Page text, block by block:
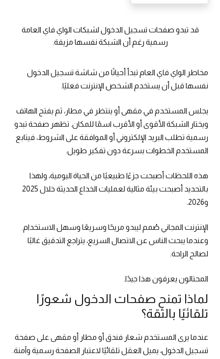
قد تبدو صفحات تسجيل الدخول لشبكات الواي فاي العامة
رسمية رغم أن الشبكة نفسها مزيفة.
مخاطر الواي فاي العام تبدأ أحيانًا من شاشة تسجيل الدخول
نفسها قبل أن يستخدم الشخص الإنترنت فعليًا.
يجلس المستخدم في مقهى أو ينتظر في مطار، ثم يفتح الهاتف
ويختار الشبكة الأقوى أو الأقرب اسمًا للمكان. تظهر صفحة تبدو
رسمية تطلب البريد الإلكتروني أو الموافقة على الشروط، فيتابع
المستخدم الخطوات بسرعة دون تفكير طويل.
هذه اللحظات أصبحت جزءًا طبيعيًا من الحياة اليومية، ولهذا
بالتحديد أصبحت بيئة مثالية لعمليات الخداع الحديثة خلال 2025
و2026.
الإنترنت المجاني صُمم ليبدو مريحًا وسريعًا وسهل الاستخدام.
وعندما يبحث الناس عن الاتصال السريع، يتراجع التدقيق غالبًا
لصالح الراحة.
المحتالون يعرفون هذا جيدًا.
لماذا تمنح صفحات الدخول شعورًا
تلقائيًا بالثقة؟
عندما يرى المستخدم شعار فندق أو مطار أو مقهى على صفحة
تسجيل الدخول، يميل العقل تلقائيًا لاعتبار الصفحة رسمية وآمنة.